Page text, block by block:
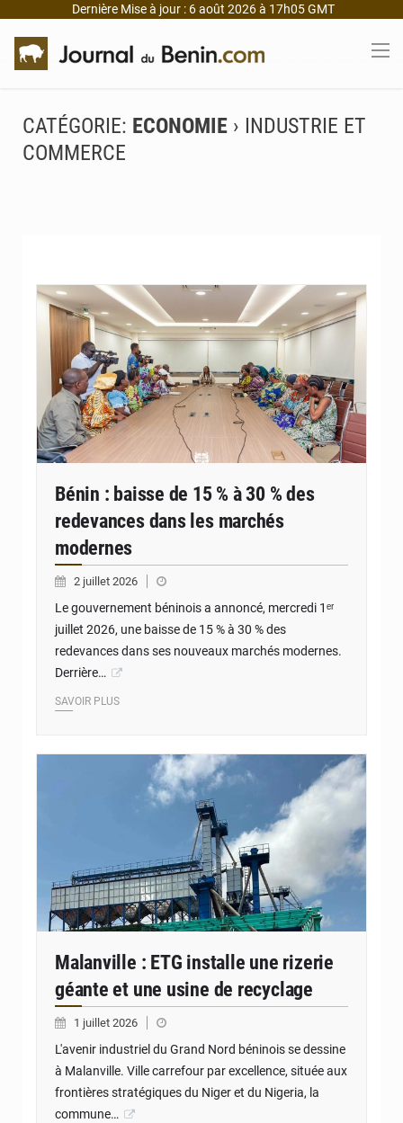
Dernière Mise à jour : 6 août 2026 à 17h05 GMT
CATÉGORIE: ECONOMIE › INDUSTRIE ET
COMMERCE
Bénin : baisse de 15 % à 30 % des
redevances dans les marchés
modernes
2 juillet 2026
Le gouvernement béninois a annoncé, mercredi 1ᵉʳ
juillet 2026, une baisse de 15 % à 30 % des
redevances dans ses nouveaux marchés modernes.
Derrière…
SAVOIR PLUS
Malanville : ETG installe une rizerie
géante et une usine de recyclage
1 juillet 2026
L'avenir industriel du Grand Nord béninois se dessine
à Malanville. Ville carrefour par excellence, située aux
frontières stratégiques du Niger et du Nigeria, la
commune…